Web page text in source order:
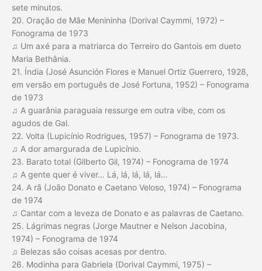
sete minutos.
20. Oração de Mãe Menininha (Dorival Caymmi, 1972) –
Fonograma de 1973
♫ Um axé para a matriarca do Terreiro do Gantois em dueto
Maria Bethânia.
21. Índia (José Asunción Flores e Manuel Ortiz Guerrero, 1928,
em versão em português de José Fortuna, 1952) – Fonograma
de 1973
♫ A guarânia paraguaia ressurge em outra vibe, com os
agudos de Gal.
22. Volta (Lupicínio Rodrigues, 1957) – Fonograma de 1973.
♫ A dor amargurada de Lupicínio.
23. Barato total (Gilberto Gil, 1974) – Fonograma de 1974
♫ A gente quer é viver… Lá, lá, lá, lá, lá…
24. A rã (João Donato e Caetano Veloso, 1974) – Fonograma
de 1974
♫ Cantar com a leveza de Donato e as palavras de Caetano.
25. Lágrimas negras (Jorge Mautner e Nelson Jacobina,
1974) – Fonograma de 1974
♫ Belezas são coisas acesas por dentro.
26. Modinha para Gabriela (Dorival Caymmi, 1975) –